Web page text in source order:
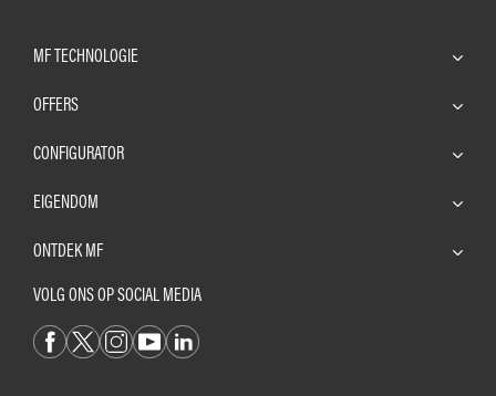
MF TECHNOLOGIE
OFFERS
CONFIGURATOR
EIGENDOM
ONTDEK MF
VOLG ONS OP SOCIAL MEDIA